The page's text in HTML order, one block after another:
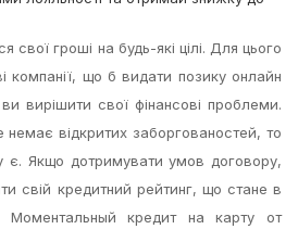
свої гроші на будь-які цілі. Для цього
компанії, що б видати позику онлайн
вирішити свої фінансові проблеми.
немає відкритих заборгованостей, то
є. Якщо дотримувати умов договору,
свій кредитний рейтинг, що стане в
Моментальный кредит на карту от